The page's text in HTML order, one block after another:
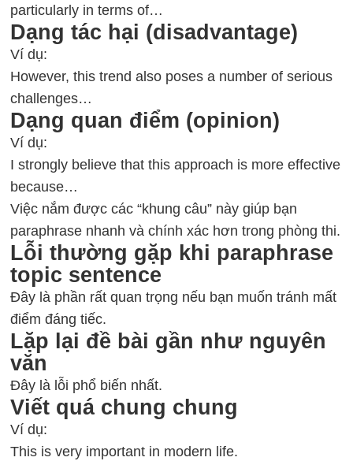
particularly in terms of…
Dạng tác hại (disadvantage)
Ví dụ:
However, this trend also poses a number of serious
challenges…
Dạng quan điểm (opinion)
Ví dụ:
I strongly believe that this approach is more effective
because…
Việc nắm được các “khung câu” này giúp bạn
paraphrase nhanh và chính xác hơn trong phòng thi.
Lỗi thường gặp khi paraphrase
topic sentence
Đây là phần rất quan trọng nếu bạn muốn tránh mất
điểm đáng tiếc.
Lặp lại đề bài gần như nguyên
văn
Đây là lỗi phổ biến nhất.
Viết quá chung chung
Ví dụ:
This is very important in modern life.